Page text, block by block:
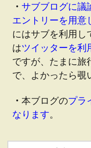
・ サブブログに議
エントリーを用意
にはサブを利用し
はツイッターを利
ですが、たまに旅
で、よかったら覗
・ 本ブログのプラ
なります。